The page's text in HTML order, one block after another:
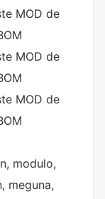
MOD de
MOD de
MOD de
modulo,
meguna,